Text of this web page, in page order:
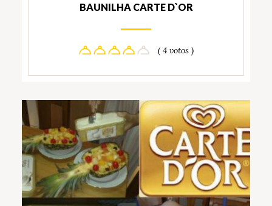
BAUNILHA CARTE D`OR
( 4 votos )